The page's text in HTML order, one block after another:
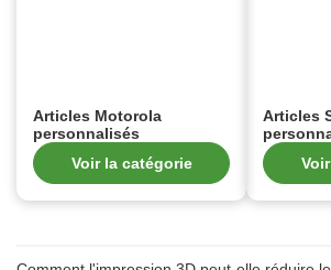
Articles Motorola
personnalisés
Voir la catégorie
Articles